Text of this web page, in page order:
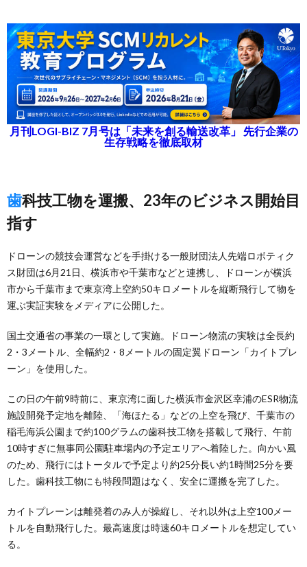
月刊LOGI-BIZ 7月号は「未来を創る輸送改革」 先行企業の
生存戦略を徹底取材
歯科技工物を運搬、23年のビジネス開始目
指す
ドローンの競技会運営などを手掛ける一般財団法人先端ロボティク
ス財団は6月21日、横浜市や千葉市などと連携し、ドローンが横浜
市から千葉市まで東京湾上空約50キロメートルを縦断飛行して物を
運ぶ実証実験をメディアに公開した。
国土交通省の事業の一環として実施。ドローン物流の実験は全長約
2・3メートル、全幅約2・8メートルの固定翼ドローン「カイトプレ
ーン」を使用した。
この日の午前9時前に、東京湾に面した横浜市金沢区幸浦のESR物流
施設開発予定地を離陸、「海ほたる」などの上空を飛び、千葉市の
稲毛海浜公園まで約100グラムの歯科技工物を搭載して飛行、午前
10時すぎに無事同公園駐車場内の予定エリアへ着陸した。向かい風
のため、飛行にはトータルで予定より約25分長い約1時間25分を要
した。歯科技工物にも特段問題はなく、安全に運搬を完了した。
カイトプレーンは離発着のみ人が操縦し、それ以外は上空100メー
トルを自動飛行した。最高速度は時速60キロメートルを想定してい
る。